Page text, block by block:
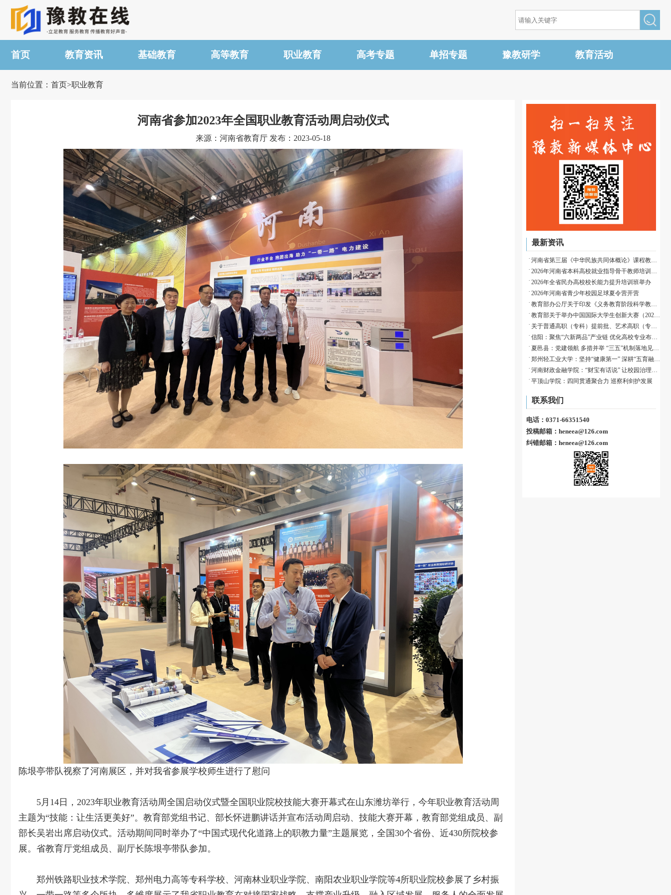
首页 教育资讯 基础教育 高等教育 职业教育 高考专题 单招专题 豫教研学 教育活动
当前位置：首页>职业教育
河南省参加2023年全国职业教育活动周启动仪式
来源：河南省教育厅 发布：2023-05-18
陈垠亭带队视察了河南展区，并对我省参展学校师生进行了慰问
5月14日，2023年职业教育活动周全国启动仪式暨全国职业院校技能大赛开幕式在山东潍坊举行，今年职业教育活动周
主题为“技能：让生活更美好”。教育部党组书记、部长怀进鹏讲话并宣布活动周启动、技能大赛开幕，教育部党组成员、副
部长吴岩出席启动仪式。活动期间同时举办了“中国式现代化道路上的职教力量”主题展览，全国30个省份、近430所院校参
展。省教育厅党组成员、副厅长陈垠亭带队参加。
郑州铁路职业技术学院、郑州电力高等专科学校、河南林业职业学院、南阳农业职业学院等4所职业院校参展了乡村振
最新资讯
河南省第三届《中华民族共同体概论》课程教学展示活动成功举办
2026年河南省本科高校就业指导骨干教师培训班举办
2026年全省民办高校校长能力提升培训班举办
2026年河南省青少年校园足球夏令营开营
教育部办公厅关于印发《义务教育阶段科学教育“做中学”领航行动指南》的通知
教育部关于举办中国国际大学生创新大赛（2026）的通知
关于普通高职（专科）提前批、艺术高职（专科）批和体育高职（专科）批征集志愿的通知
信阳：聚焦“六新两品”产业链 优化高校专业布局赋能归雁育才
夏邑县：党建领航 多措并举 “三五”机制落地见效织密校园安全防护网
郑州轻工业大学：坚持“健康第一” 深耕“五育融合”
河南财政金融学院：“财宝有话说” 让校园治理有速度、有温度、有深度
平顶山学院：四同贯通聚合力 巡察利剑护发展
联系我们
电话：0371-66351540
投稿邮箱：heneea@126.com
纠错邮箱：heneea@126.com